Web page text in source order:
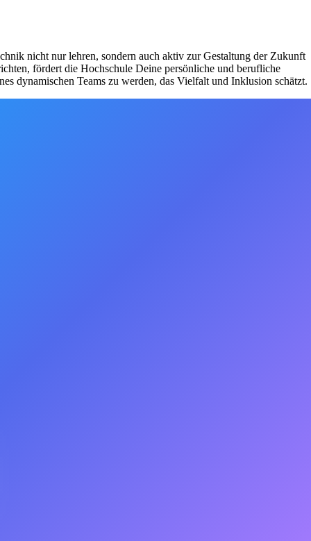
nicht nur lehren, sondern auch aktiv zur Gestaltung der Zukunft
fördert die Hochschule Deine persönliche und berufliche
dynamischen Teams zu werden, das Vielfalt und Inklusion schätzt.